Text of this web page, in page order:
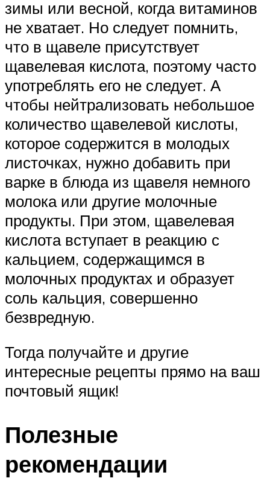
зимы или весной, когда витаминов
не хватает. Но следует помнить,
что в щавеле присутствует
щавелевая кислота, поэтому часто
употреблять его не следует. А
чтобы нейтрализовать небольшое
количество щавелевой кислоты,
которое содержится в молодых
листочках, нужно добавить при
варке в блюда из щавеля немного
молока или другие молочные
продукты. При этом, щавелевая
кислота вступает в реакцию с
кальцием, содержащимся в
молочных продуктах и образует
соль кальция, совершенно
безвредную.
Тогда получайте и другие
интересные рецепты прямо на ваш
почтовый ящик!
Полезные
рекомендации